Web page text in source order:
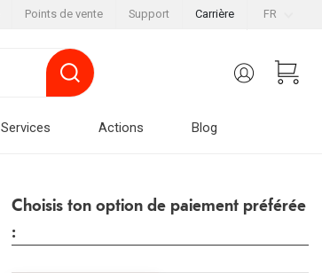
FR
Points de vente Support Carrière
Services Actions Blog
Choisis ton option de paiement préférée
: